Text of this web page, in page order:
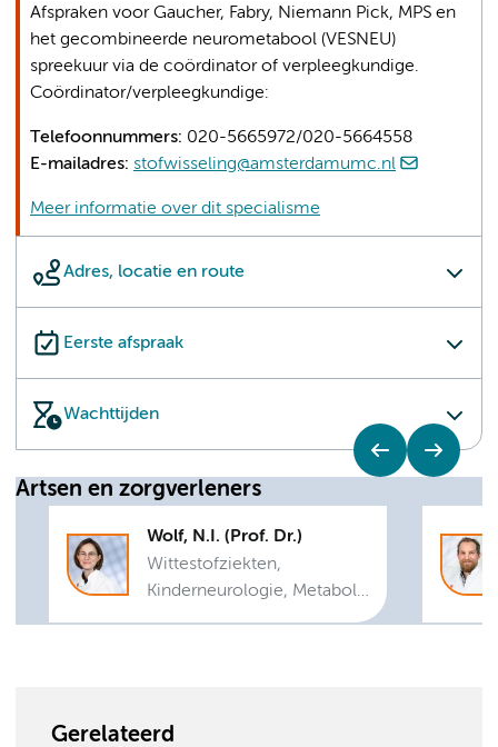
Adres, locatie en route
Eerste afspraak
Wachttijden
Afspraken voor Gaucher, Fabry, Niemann Pick, MPS en
het gecombineerde neurometabool (VESNEU)
spreekuur via de coördinator of verpleegkundige.
Coördinator/verpleegkundige:
Telefoonnummers: 020-5665972/020-5664558
E-mailadres: stofwisseling@amsterdamumc.nl
Meer informatie over dit specialisme
Artsen en zorgverleners
Wolf, N.I. (Prof. Dr.)
Wittestofziekten,
Kinderneurologie, Metabole
Gerelateerd